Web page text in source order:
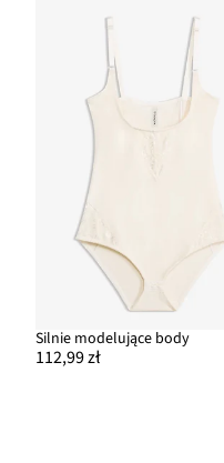
Silnie modelujące body
112,99 zł